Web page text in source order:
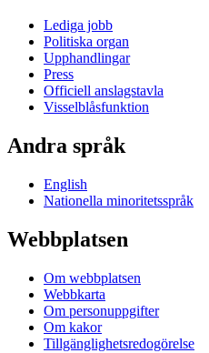
Lediga jobb
Politiska organ
Upphandlingar
Press
Officiell anslagstavla
Visselblåsfunktion
Andra språk
English
Nationella minoritetsspråk
Webbplatsen
Om webbplatsen
Webbkarta
Om personuppgifter
Om kakor
Tillgänglighetsredogörelse